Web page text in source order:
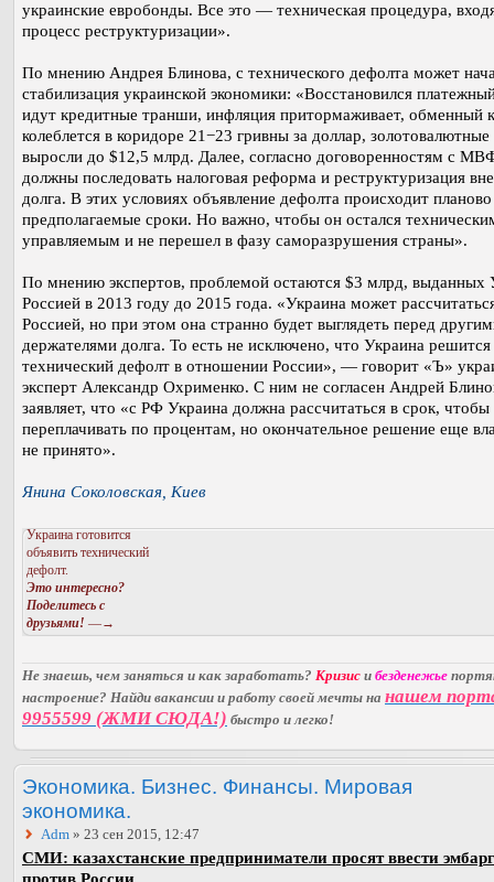
украинские евробонды. Все это — техническая процедура,
процесс реструктуризации».
По мнению Андрея Блинова, с технического дефолта может
стабилизация украинской экономики: «Восстановился
идут кредитные транши, инфляция притормаживает, обменный
колеблется в коридоре 21−23 гривны за доллар, золотовалютные
выросли до $12,5 млрд. Далее, согласно договоренностям с
должны последовать налоговая реформа и реструктуризация
долга. В этих условиях объявление дефолта происходит
предполагаемые сроки. Но важно, чтобы он остался
управляемым и не перешел в фазу саморазрушения страны».
По мнению экспертов, проблемой остаются $3 млрд, выданных
Россией в 2013 году до 2015 года. «Украина может
Россией, но при этом она странно будет выглядеть перед
держателями долга. То есть не исключено, что Украина
технический дефолт в отношении России», — говорит «Ъ»
эксперт Александр Охрименко. С ним не согласен Андрей
заявляет, что «с РФ Украина должна рассчитаться в срок, чтобы
переплачивать по процентам, но окончательное решение еще
не принято».
Янина Соколовская, Киев
Украина готовится
объявить технический
дефолт.
Это интересно?
Поделитесь с
друзьями! —→
Не знаешь, чем заняться и как заработать? Кризис и безденежье
настроение? Найди вакансии и работу своей мечты на нашем
9955599 (ЖМИ СЮДА!) быстро и легко!
Экономика. Бизнес. Финансы. Мировая
экономика.
Adm » 23 сен 2015, 12:47
СМИ: казахстанские предприниматели просят ввести